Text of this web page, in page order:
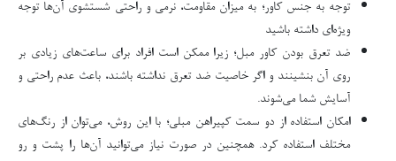
توجه به جنس کاور؛ به میزان مقاومت، نرمی و راحتی شستشوی آن‌ها توجه
ویژه‌ای داشته باشید
ضد تعرق بودن کاور مبل؛ زیرا ممکن است افراد برای ساعت‌های زیادی بر
روی آن بنشینند و اگر خاصیت ضد تعرق نداشته باشند، باعث عدم راحتی و
آسایش شما می‌شوند.
امکان استفاده از دو سمت کپیراهن مبلی؛ با این روش، می‌توان از رنگ‌های
مختلف استفاده کرد. همچنین در صورت نیاز می‌توانید آن‌ها را پشت و رو